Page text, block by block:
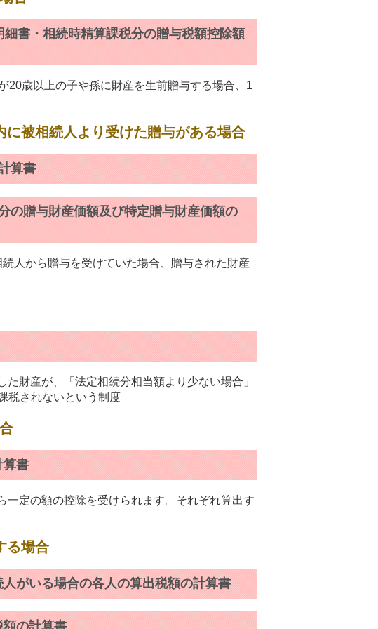
書・相続時精算課税分の贈与税額控除額
歳以上の子や孫に財産を生前贈与する場合、1
被相続人より受けた贈与がある場合
算書
の贈与財産価額及び特定贈与財産価額の
人から贈与を受けていた場合、贈与された財産
財産が、「法定相続分相当額より少ない場合」
税されないという制度
算書
定の額の控除を受けられます。それぞれ算出す
る場合
がいる場合の各人の算出税額の計算書
の計算書